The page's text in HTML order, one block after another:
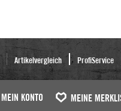
Artikelvergleich ProfiService
MEIN KONTO MEINE